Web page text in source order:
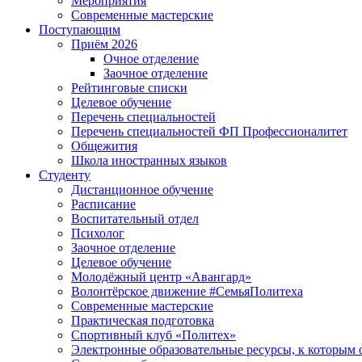
Современные мастерские
Поступающим
Приём 2026
Очное отделение
Заочное отделение
Рейтинговые списки
Целевое обучение
Перечень специальностей
Перечень специальностей ФП Профессионалитет
Общежития
Школа иностранных языков
Студенту
Дистанционное обучение
Расписание
Воспитательный отдел
Психолог
Заочное отделение
Целевое обучение
Молодёжный центр «Авангард»
Волонтёрское движение #СемьяПолитеха
Современные мастерские
Практическая подготовка
Спортивный клуб «Политех»
Электронные образовательные ресурсы, к которым